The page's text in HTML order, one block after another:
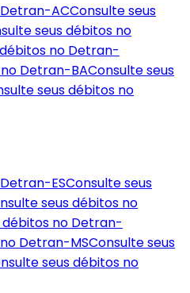
ACConsulte seus
seus débitos no
no Detran-
Detran-BAConsulte seus
seus débitos no
ESConsulte seus
seus débitos no
débitos no Detran-
Detran-MSConsulte seus
seus débitos no